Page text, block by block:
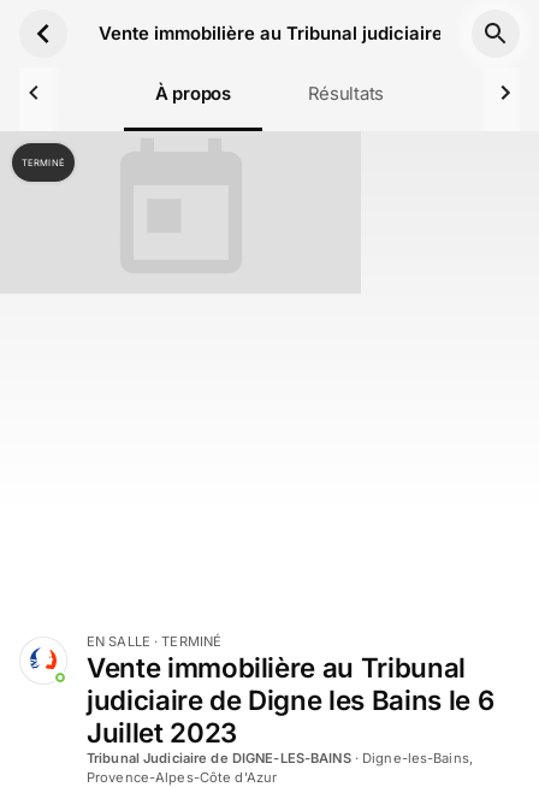
Vente immobilière au Tribunal judiciaire de Digne
À propos Résultats
TERMINÉ
EN SALLE · TERMINÉ
Vente immobilière au Tribunal
judiciaire de Digne les Bains le 6
Juillet 2023
Tribunal Judiciaire de DIGNE-LES-BAINS· Digne-les-Bains,
Provence-Alpes-Côte d'Azur